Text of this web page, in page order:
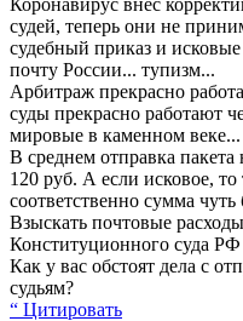
судей, теперь они не
судебный приказ и исковые
почту России... тупизм...
Арбитраж прекрасно
суды прекрасно работают
мировые в каменном веке...
В среднем отправка
120 руб. А если исковое,
соответственно сумма чуть
Взыскать почтовые
Конституционного суда
Как у вас обстоят дела с
судьям?
“ Цитировать